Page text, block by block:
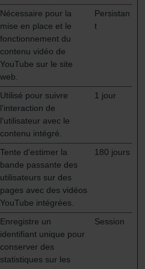
Nécessaire pour la
mise en place et le
fonctionnement du
contenu vidéo de
YouTube sur le site
web.
Persistan
t
Utilisé pour suivre
l'interaction de
l'utilisateur avec le
contenu intégré.
1 jour
Tente d'estimer la
bande passante des
utilisateurs sur des
pages avec des vidéos
YouTube intégrées.
180 jours
Enregistre un
identifiant unique pour
conserver des
statistiques sur les
Session